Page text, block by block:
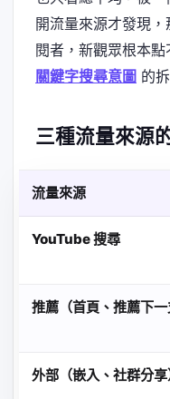
開流量來源才發現
閱者，新觀眾根本點
關鍵字搜尋意圖 的
三種流量來源
流量來源
YouTube 搜尋
推薦（首頁、推薦下一
外部（嵌入、社群分享